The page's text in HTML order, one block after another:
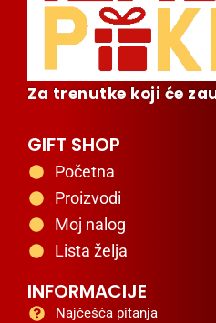
Za trenutke koji će
GIFT SHOP
Početna
Proizvodi
Moj nalog
Lista želja
INFORMACIJE
Najčešća pitanja